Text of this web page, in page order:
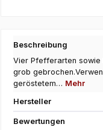
Beschreibung
Vier Pfefferarten sowie
grob
geröstetem… Mehr
Hersteller
Bewertungen